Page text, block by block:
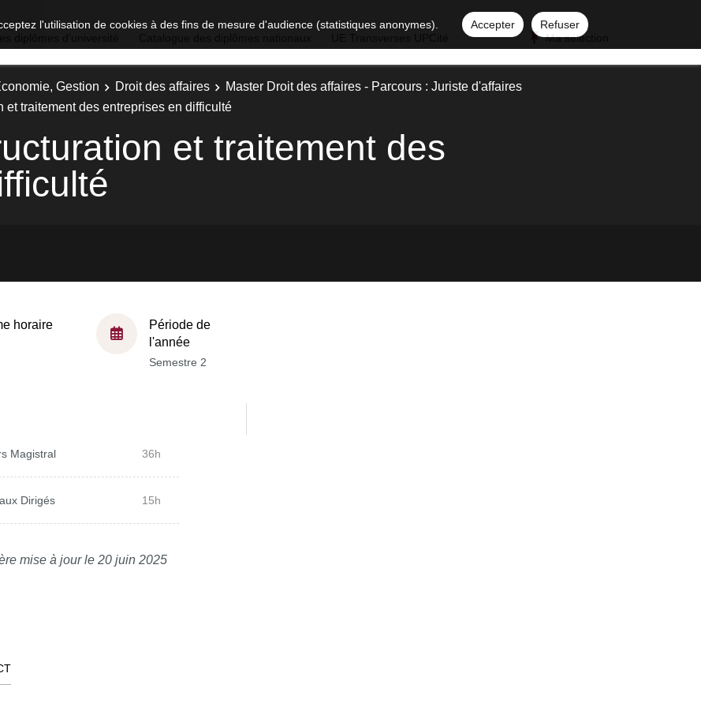
l'utilisation de cookies à des fins de mesure d'audience (statistiques anonymes). Accepter
Refuser
Ma sélection
Gestion Droit des affaires
Master Droit des affaires - Parcours : Juriste d'affaires
et traitement des entreprises en difficulté
et traitement des
horaire
Période de
l'année
Semestre 2
Magistral 36h
Dirigés 15h
mise à jour le 20 juin 2025